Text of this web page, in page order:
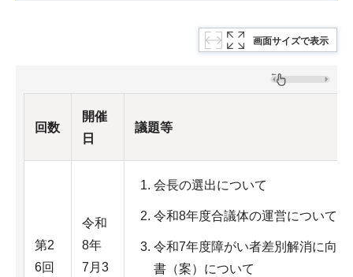
画面サイズで表示
回数
開催
日
議題等
第2
6回
令和
8年
7月3
会長の選出について
令和8年度合議体の運営について
令和7年度障がい者差別解消に向
書（案）について